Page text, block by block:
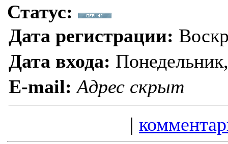
Статус:
Дата регистрации:
Дата входа:
E-mail: Адрес скрыт
|